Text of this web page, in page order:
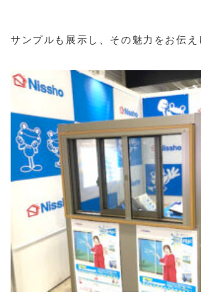
サンプルも展示し、その魅力をお伝え